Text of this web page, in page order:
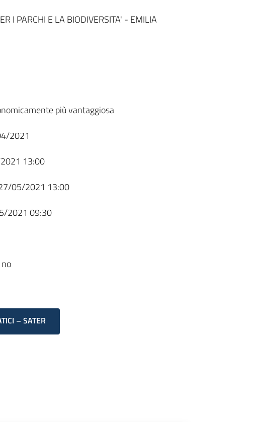
I PARCHI E LA BIODIVERSITA' - EMILIA
più vantaggiosa
2021
13:00
05/2021 13:00
2021 09:30
no
– SATER